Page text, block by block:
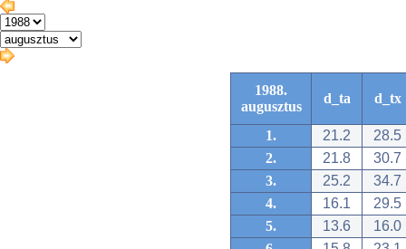
1988.
augusztus
d_ta d_tx
1. 21.2
28.5
2.
21.8
30.7
3.
25.2
34.7
4.
16.1
29.5
5.
13.6
16.0